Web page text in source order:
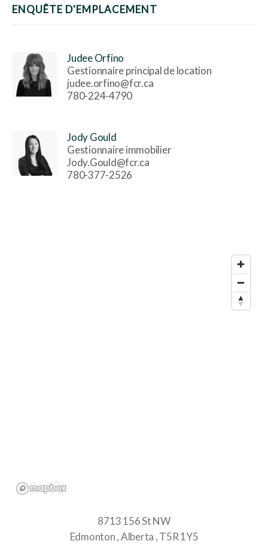
ENQUÊTE D'EMPLACEMENT
Judee Orfino
Gestionnaire principal de location
judee.orfino@fcr.ca
780-224-4790
Jody Gould
Gestionnaire immobilier
Jody.Gould@fcr.ca
780-377-2526
8713 156 St NW
Edmonton Alberta T5R 1Y5